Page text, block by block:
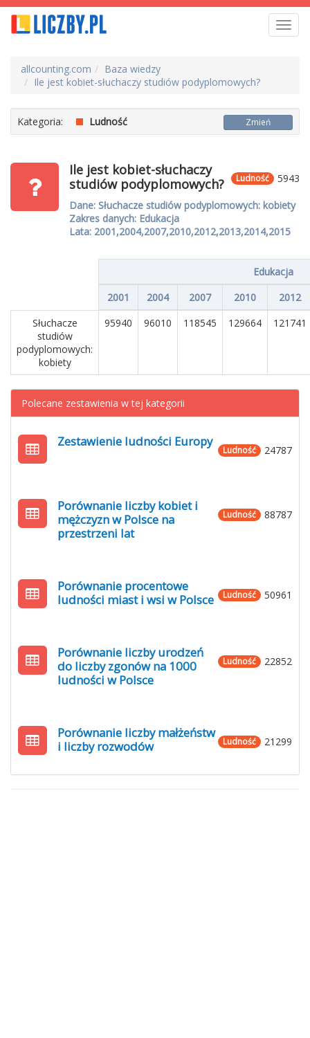
allcounting.com
Baza wiedzy
Ile jest kobiet-słuchaczy studiów podyplomowych?
Kategoria: Ludność Zmień
5943
Ludność
Ile jest kobiet-słuchaczy
studiów podyplomowych?
Dane: Słuchacze studiów podyplomowych: kobiety
Zakres danych: Edukacja
Lata: 2001,2004,2007,2010,2012,2013,2014,2015
Edukacja
2001
2004 2007 2010
2012
Słuchacze
studiów
podyplomowych:
kobiety
95940 96010 118545 129664 121741
Polecane zestawienia w tej kategorii
24787
Ludność
Zestawienie ludności Europy
88787
Ludność
Porównanie liczby kobiet i
mężczyzn w Polsce na
przestrzeni lat
50961
Ludność
Porównanie procentowe
ludności miast i wsi w Polsce
22852
Ludność
Porównanie liczby urodzeń
do liczby zgonów na 1000
ludności w Polsce
21299
Ludność
Porównanie liczby małżeństw
i liczby rozwodów